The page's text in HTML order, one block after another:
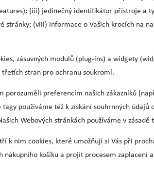
(iii) jedinečný identifikátor přístroje a
(viii) informace o Vašich krocích na
zásuvných modulů (plug-ins) a widgety
stran pro ochranu soukromí.
porozuměli preferencím našich zákazníků
používáme též k získání souhrnných údajů
Webových stránkách používáme v
k nim cookies, které umožňují si Vás při
košíku a projít procesem zaplacení